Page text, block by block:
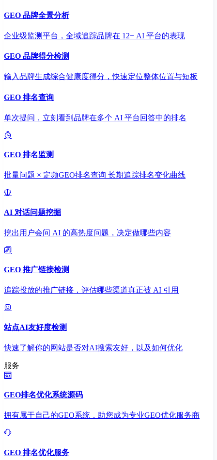
GEO 品牌全景分析
企业级监测平台，全域追踪品牌在 12+ AI 平台的表现
GEO 品牌得分检测
输入品牌生成综合健康度得分，快速定位整体位置与短板
GEO 排名查询
单次提问，立刻看到品牌在多个 AI 平台回答中的排名
GEO 排名监测
批量问题 × 定频GEO排名查询 长期追踪排名变化曲线
AI 对话问题挖掘
挖出用户会问 AI 的高热度问题，决定做哪些内容
GEO 推广链接检测
追踪投放的推广链接，评估哪些渠道真正被 AI 引用
站点AI友好度检测
快速了解你的网站是否对AI搜索友好，以及如何优化
服务
GEO排名优化系统源码
拥有属于自己的GEO系统，助您成为专业GEO优化服务商
GEO 排名优化服务